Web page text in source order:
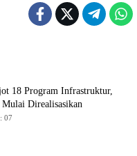
18 Program Infrastruktur,
Direalisasikan
07